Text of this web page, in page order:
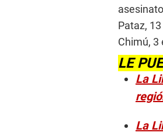
Pataz,
Chimú, 3
LE
La
La